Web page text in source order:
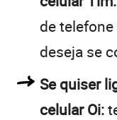
de
deseja se
Se quiser
celular Oi: